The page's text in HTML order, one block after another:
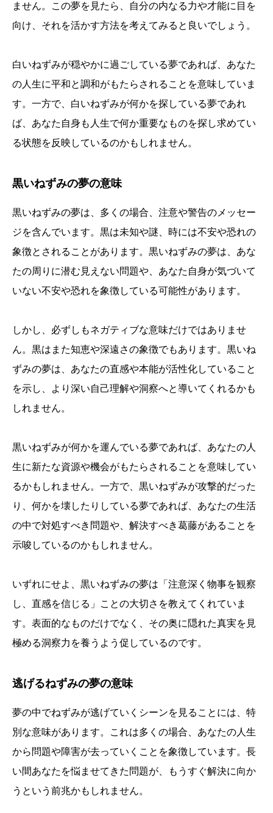
ません。この夢を見たら、自分の内なる力や才能に目を
向け、それを活かす方法を考えてみると良いでしょう。
白いねずみが穏やかに過ごしている夢であれば、あなた
の人生に平和と調和がもたらされることを意味していま
す。一方で、白いねずみが何かを探している夢であれ
ば、あなた自身も人生で何か重要なものを探し求めてい
る状態を反映しているのかもしれません。
黒いねずみの夢の意味
黒いねずみの夢は、多くの場合、注意や警告のメッセー
ジを含んでいます。黒は未知や謎、時には不安や恐れの
象徴とされることがあります。黒いねずみの夢は、あな
たの周りに潜む見えない問題や、あなた自身が気づいて
いない不安や恐れを象徴している可能性があります。
しかし、必ずしもネガティブな意味だけではありませ
ん。黒はまた知恵や深遠さの象徴でもあります。黒いね
ずみの夢は、あなたの直感や本能が活性化していること
を示し、より深い自己理解や洞察へと導いてくれるかも
しれません。
黒いねずみが何かを運んでいる夢であれば、あなたの人
生に新たな資源や機会がもたらされることを意味してい
るかもしれません。一方で、黒いねずみが攻撃的だった
り、何かを壊したりしている夢であれば、あなたの生活
の中で対処すべき問題や、解決すべき葛藤があることを
示唆しているのかもしれません。
いずれにせよ、黒いねずみの夢は「注意深く物事を観察
し、直感を信じる」ことの大切さを教えてくれていま
す。表面的なものだけでなく、その奥に隠れた真実を見
極める洞察力を養うよう促しているのです。
逃げるねずみの夢の意味
夢の中でねずみが逃げていくシーンを見ることには、特
別な意味があります。これは多くの場合、あなたの人生
から問題や障害が去っていくことを象徴しています。長
い間あなたを悩ませてきた問題が、もうすぐ解決に向か
うという前兆かもしれません。